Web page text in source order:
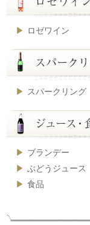
ロゼワイン
スパークリング
ブランデー
ぶどうジュース
食品